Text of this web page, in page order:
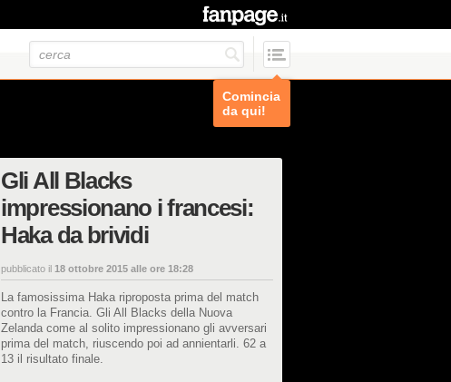
Comincia
da qui!
Gli All Blacks
impressionano i francesi:
Haka da brividi
pubblicato il 18 ottobre 2015 alle ore 18:28
La famosissima Haka riproposta prima del match
contro la Francia. Gli All Blacks della Nuova
Zelanda come al solito impressionano gli avversari
prima del match, riuscendo poi ad annientarli. 62 a
13 il risultato finale.